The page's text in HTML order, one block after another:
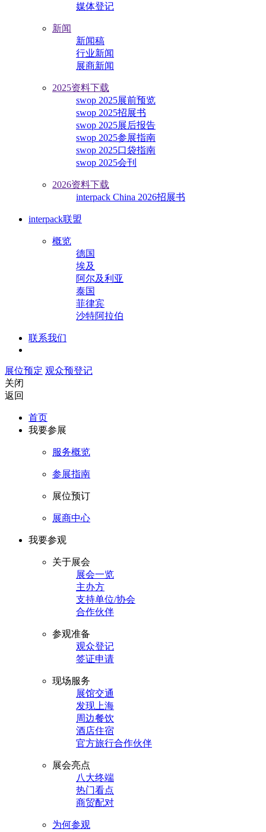
媒体登记
新闻
新闻稿
行业新闻
展商新闻
2025资料下载
swop 2025展前预览
swop 2025招展书
swop 2025展后报告
swop 2025参展指南
swop 2025口袋指南
swop 2025会刊
2026资料下载
interpack China 2026招展书
interpack联盟
概览
德国
埃及
阿尔及利亚
泰国
菲律宾
沙特阿拉伯
联系我们
展位预定 观众预登记
关闭
返回
首页
我要参展
服务概览
参展指南
展位预订
展商中心
我要参观
关于展会
展会一览
主办方
支持单位/协会
合作伙伴
参观准备
观众登记
签证申请
现场服务
展馆交通
发现上海
周边餐饮
酒店住宿
官方旅行合作伙伴
展会亮点
八大终端
热门看点
商贸配对
为何参观